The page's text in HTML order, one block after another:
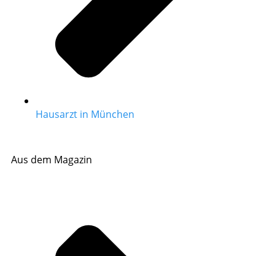
Hausarzt in München
Aus dem Magazin